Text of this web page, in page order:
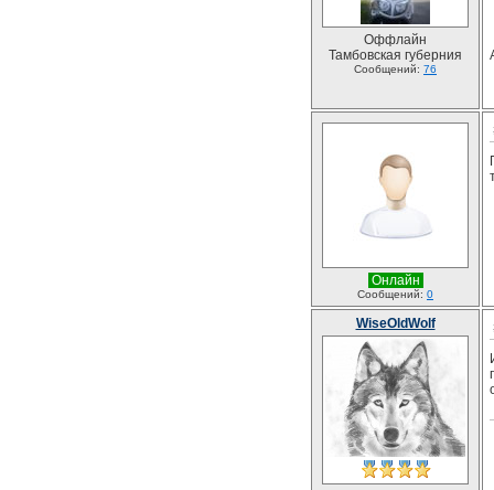
Оффлайн
Тамбовская губерния
Сообщений: 76
Онлайн
Сообщений: 0
WiseOldWolf